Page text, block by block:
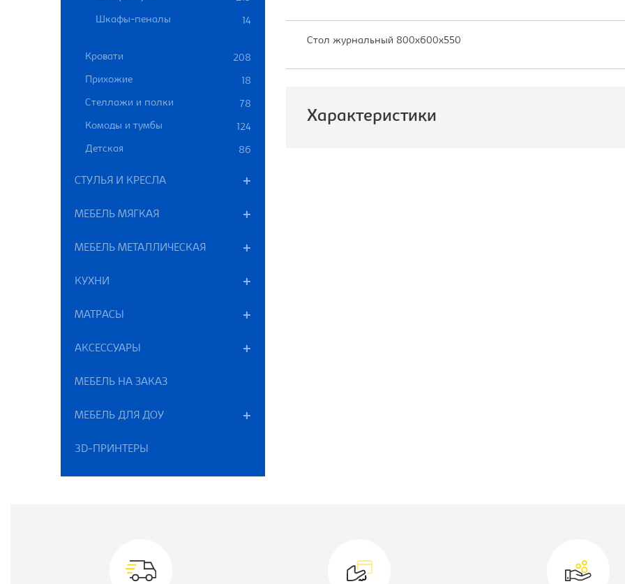
Шкафы-пеналы 14
Кровати 208
Прихожие 18
Стеллажи и полки 78
Комоды и тумбы 124
Детская 86
СТУЛЬЯ И КРЕСЛА
МЕБЕЛЬ МЯГКАЯ
МЕБЕЛЬ МЕТАЛЛИЧЕСКАЯ
КУХНИ
МАТРАСЫ
АКСЕССУАРЫ
МЕБЕЛЬ НА ЗАКАЗ
МЕБЕЛЬ ДЛЯ ДОУ
3D-ПРИНТЕРЫ
Стол журнальный 800х600х550
Характеристики